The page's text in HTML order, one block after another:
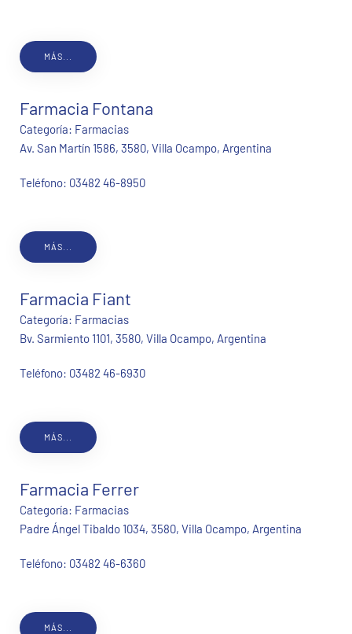
MÁS...
Farmacia Fontana
Categoría: Farmacias
Av. San Martín 1586, 3580, Villa Ocampo, Argentina
Teléfono: 03482 46-8950
MÁS...
Farmacia Fiant
Categoría: Farmacias
Bv. Sarmiento 1101, 3580, Villa Ocampo, Argentina
Teléfono: 03482 46-6930
MÁS...
Farmacia Ferrer
Categoría: Farmacias
Padre Ángel Tibaldo 1034, 3580, Villa Ocampo, Argentina
Teléfono: 03482 46-6360
MÁS...